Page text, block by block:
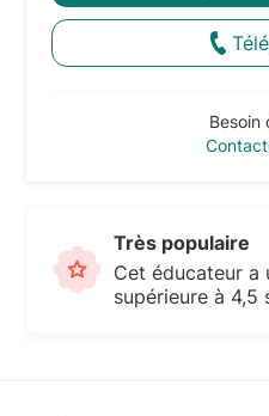
Besoin
Très populaire
Cet éducateur a
supérieure à 4,5